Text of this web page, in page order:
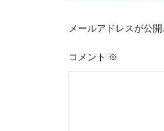
メールアドレスが公
コメント ※